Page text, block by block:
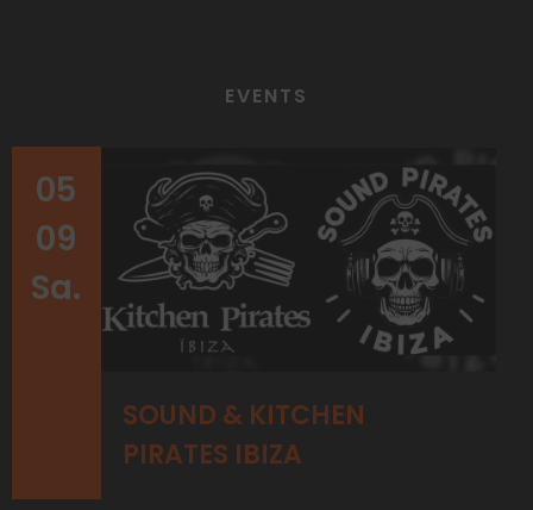
EVENTS
SOUND & KITCHEN
PIRATES IBIZA
05
09
Sa.